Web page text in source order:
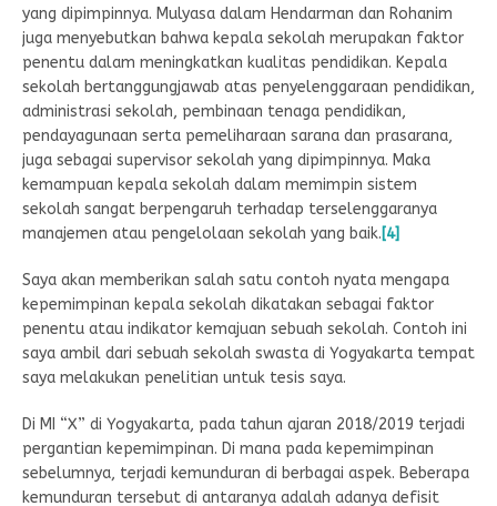
yang dipimpinnya. Mulyasa dalam Hendarman dan Rohanim
juga menyebutkan bahwa kepala sekolah merupakan faktor
penentu dalam meningkatkan kualitas pendidikan. Kepala
sekolah bertanggungjawab atas penyelenggaraan pendidikan,
administrasi sekolah, pembinaan tenaga pendidikan,
pendayagunaan serta pemeliharaan sarana dan prasarana,
juga sebagai supervisor sekolah yang dipimpinnya. Maka
kemampuan kepala sekolah dalam memimpin sistem
sekolah sangat berpengaruh terhadap terselenggaranya
manajemen atau pengelolaan sekolah yang baik.[4]
Saya akan memberikan salah satu contoh nyata mengapa
kepemimpinan kepala sekolah dikatakan sebagai faktor
penentu atau indikator kemajuan sebuah sekolah. Contoh ini
saya ambil dari sebuah sekolah swasta di Yogyakarta tempat
saya melakukan penelitian untuk tesis saya.
Di MI “X” di Yogyakarta, pada tahun ajaran 2018/2019 terjadi
pergantian kepemimpinan. Di mana pada kepemimpinan
sebelumnya, terjadi kemunduran di berbagai aspek. Beberapa
kemunduran tersebut di antaranya adalah adanya defisit